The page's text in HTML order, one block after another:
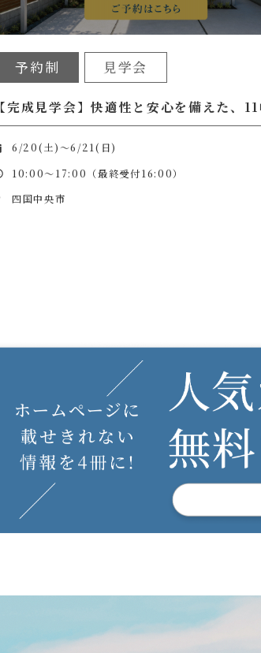
予約制 見学会
【完成見学会】快適性と安心を備えた、
6/20(土)～6/21(日)
10:00～17:00（最終受付16:00）
四国中央市